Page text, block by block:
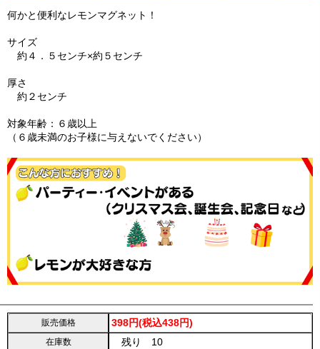
何かと便利なレモンマグネット！
サイズ
約４．５センチ×約５センチ
厚さ
約２センチ
対象年齢：６歳以上
（６歳未満のお子様に与えないでください）
販売価格 398円(税込438円)
在庫数 残り 10